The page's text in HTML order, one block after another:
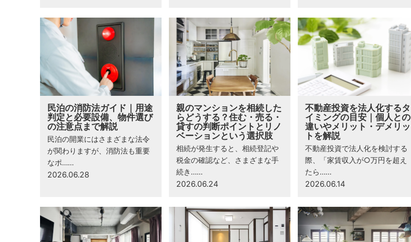
民泊の消防法ガイド｜用途
判定と必要設備、物件選び
の注意点まで解説
民泊の開業にはさまざまな法令
が関わりますが、消防法も重要
なポ……
2026.06.28
親のマンションを相続した
らどうする？住む・売る・
貸すの判断ポイントとリノ
ベーションという選択肢
相続が発生すると、相続登記や
税金の確認など、さまざまな手
続き……
2026.06.24
不動産投資を法人化するタ
イミングの目安｜個人との
違いやメリット・デメリッ
トを解説
不動産投資で法人化を検討する
際、「家賃収入が○万円を超え
たら……
2026.06.14